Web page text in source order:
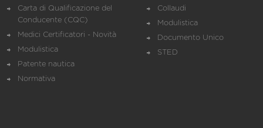
Carta di Qualificazione del
Conducente (CQC)
Medici Certificatori - Novità
Modulistica
Patente nautica
Normativa
Collaudi
Modulistica
Documento Unico
STED